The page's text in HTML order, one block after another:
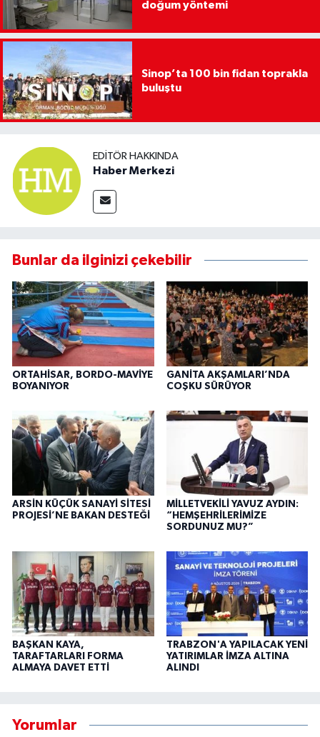
doğum yöntemi
Sinop’ta 100 bin fidan toprakla
buluştu
EDITÖR HAKKINDA
Haber Merkezi
Bunlar da ilginizi çekebilir
ORTAHİSAR, BORDO-MAVİYE
BOYANIYOR
GANİTA AKŞAMLARI’NDA
COŞKU SÜRÜYOR
ARSİN KÜÇÜK SANAYİ SİTESİ
PROJESİ’NE BAKAN DESTEĞİ
MİLLETVEKİLİ YAVUZ AYDIN:
“HEMŞEHRİLERİMİZE
SORDUNUZ MU?”
BAŞKAN KAYA,
TARAFTARLARI FORMA
ALMAYA DAVET ETTİ
TRABZON'A YAPILACAK YENİ
YATIRIMLAR İMZA ALTINA
ALINDI
Yorumlar